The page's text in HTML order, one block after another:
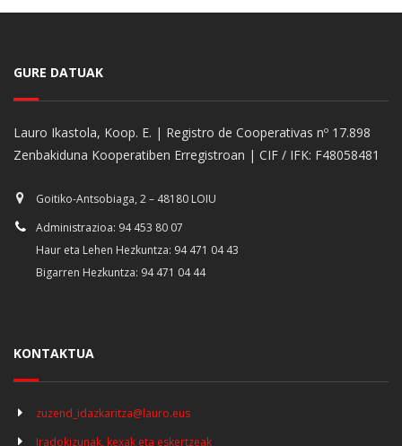
GURE DATUAK
Lauro Ikastola, Koop. E. | Registro de Cooperativas nº 17.898
Zenbakiduna Kooperatiben Erregistroan | CIF / IFK: F48058481
Goitiko-Antsobiaga, 2 – 48180 LOIU
Administrazioa: 94 453 80 07
Haur eta Lehen Hezkuntza: 94 471 04 43
Bigarren Hezkuntza: 94 471 04 44
KONTAKTUA
zuzend_idazkaritza@lauro.eus
Iradokizunak, kexak eta eskertzeak